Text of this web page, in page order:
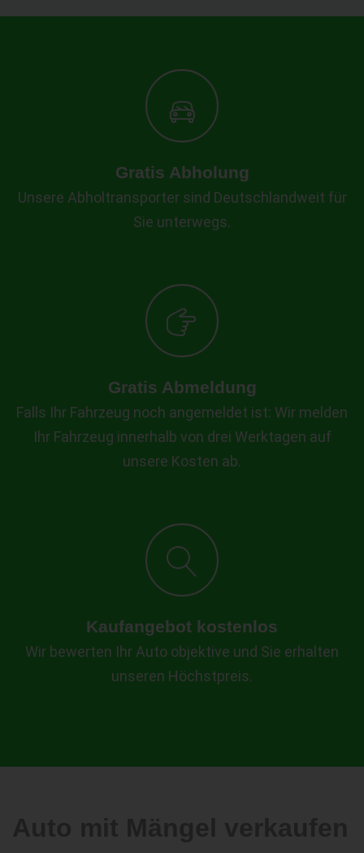
Gratis Abholung
Unsere Abholtransporter sind Deutschlandweit für
Sie unterwegs.
Gratis Abmeldung
Falls Ihr Fahrzeug noch angemeldet ist: Wir melden
Ihr Fahrzeug innerhalb von drei Werktagen auf
unsere Kosten ab.
Kaufangebot kostenlos
Wir bewerten Ihr Auto objektive und Sie erhalten
unseren Höchstpreis.